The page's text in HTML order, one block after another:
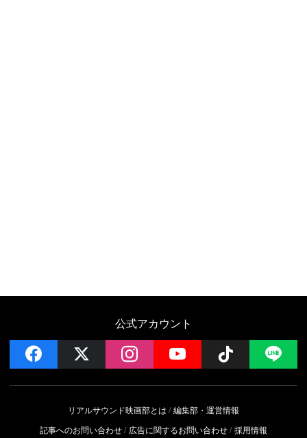
公式アカウント
facebook instagramYouTube Follow
リアルサウンド映画部とは
編集部・運営情報
記事へのお問い合わせ
広告に関するお問い合わせ 採用情報